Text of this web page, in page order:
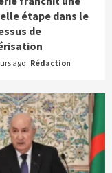
étape dans le
de
ago Rédaction